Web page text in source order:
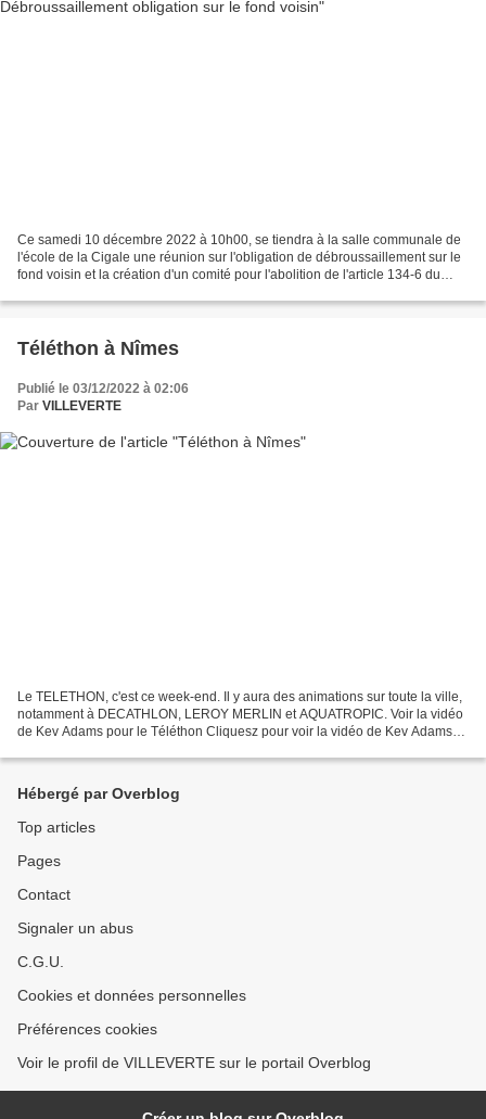
Ce samedi 10 décembre 2022 à 10h00, se tiendra à la salle communale de
l'école de la Cigale une réunion sur l'obligation de débroussaillement sur le
fond voisin et la création d'un comité pour l'abolition de l'article 134-6 du
Téléthon à Nîmes
Publié le 03/12/2022 à 02:06
Par VILLEVERTE
Le TELETHON, c'est ce week-end. Il y aura des animations sur toute la ville,
notamment à DECATHLON, LEROY MERLIN et AQUATROPIC. Voir la vidéo
de Kev Adams pour le Téléthon Cliquesz pour voir la vidéo de Kev Adams
Hébergé par Overblog
Top articles
Pages
Contact
Signaler un abus
C.G.U.
Cookies et données personnelles
Préférences cookies
Voir le profil de VILLEVERTE sur le portail Overblog